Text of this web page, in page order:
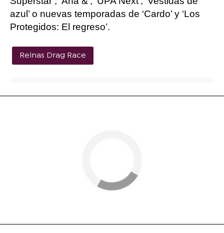
azul’ o nuevas temporadas de ‘Cardo’ y ‘Los
Protegidos: El regreso’.
Reinas Drag Race